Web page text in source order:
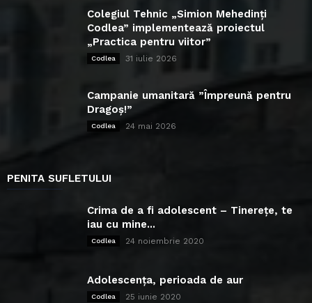
Colegiul Tehnic „Simion Mehedinți
Codlea” implementează proiectul
„Practica pentru viitor”
Codlea 31 iulie 2026
Campanie umanitară ”Împreună pentru
Dragoș!”
Codlea 24 mai 2026
PENITA SUFLETULUI
Crima de a fi adolescent – Tinerețe, te
iau cu mine...
Codlea 24 noiembrie 2020
Adolescența, perioada de aur
Codlea 25 iunie 2020